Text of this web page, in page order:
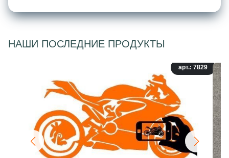
НАШИ ПОСЛЕДНИЕ ПРОДУКТЫ
арт.: 7829